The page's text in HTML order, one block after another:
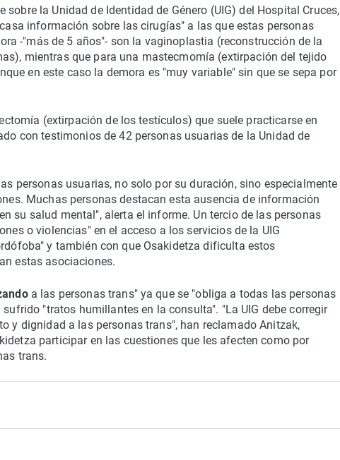
la Unidad de Identidad de Género (UIG) del Hospital Cruces,
información sobre las cirugías" a las que estas personas
-"más de 5 años"- son la vaginoplastia (reconstrucción de la
mientras que para una mastecmomía (extirpación del tejido
en este caso la demora es "muy variable" sin que se sepa por
(extirpación de los testículos) que suele practicarse en
con testimonios de 42 personas usuarias de la Unidad de
personas usuarias, no solo por su duración, sino especialmente
Muchas personas destacan esta ausencia de información
su salud mental", alerta el informe. Un tercio de las personas
o violencias" en el acceso a los servicios de la UIG
y también con que Osakidetza dificulta estos
estas asociaciones.
a las personas trans" ya que se "obliga a todas las personas
"tratos humillantes en la consulta". "La UIG debe corregir
y dignidad a las personas trans", han reclamado Anitzak,
participar en las cuestiones que les afecten como por
trans.